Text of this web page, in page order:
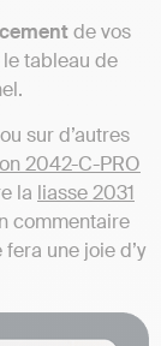
de vos
tableau de
sur d’autres
2042-C-PRO
la liasse 2031
commentaire
une joie d’y